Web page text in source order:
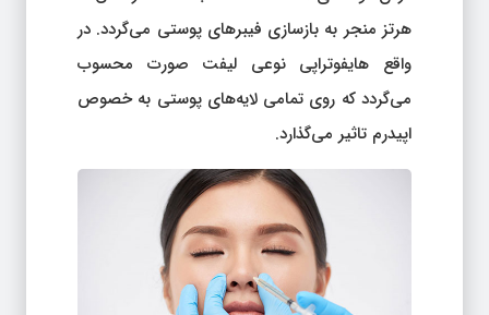
هرتز منجر به بازسازی فیبر‌های پوستی می‌گردد. در
واقع هایفوتراپی نوعی لیفت صورت محسوب
می‌گردد که روی تمامی لایه‌های پوستی به خصوص
اپیدرم تاثیر می‌گذارد.